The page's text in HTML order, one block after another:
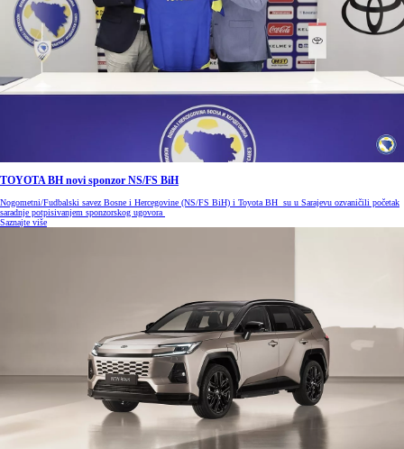
TOYOTA BH novi sponzor NS/FS BiH
Nogometni/Fudbalski savez Bosne i Hercegovine (NS/FS BiH) i Toyota BH su u Sarajevu ozvaničili početak
saradnje potpisivanjem sponzorskog ugovora
Saznajte više